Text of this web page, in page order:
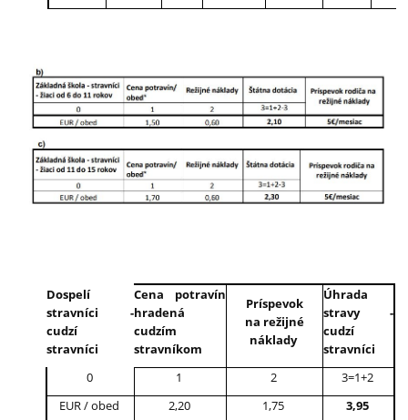
Dospelí
stravníci -
cudzí
stravníci
Cena potravín
hradená
cudzím
stravníkom
Príspevok
na režijné
náklady
Úhrada
stravy -
cudzí
stravníci
0
1 2
3=1+2
EUR / obed
2,20 1,75 3,95